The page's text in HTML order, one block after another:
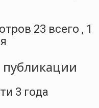
23 всего , 1
3 года